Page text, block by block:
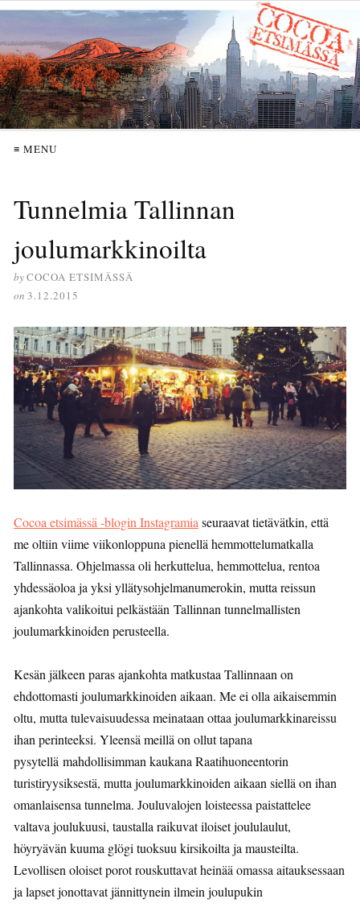
≡ MENU
Tunnelmia Tallinnan
joulumarkkinoilta
byCOCOA ETSIMÄSSÄ
on 3.12.2015
Cocoa etsimässä -blogin Instagramiaseuraavat tietävätkin, että
me oltiin viime viikonloppuna pienellä hemmottelumatkalla
Tallinnassa. Ohjelmassa oli herkuttelua, hemmottelua, rentoa
yhdessäoloa ja yksi yllätysohjelmanumerokin, mutta reissun
ajankohta valikoitui pelkästään Tallinnan tunnelmallisten
joulumarkkinoiden perusteella.
Kesän jälkeen paras ajankohta matkustaa Tallinnaan on
ehdottomasti joulumarkkinoiden aikaan. Me ei olla aikaisemmin
oltu, mutta tulevaisuudessa meinataan ottaa joulumarkkinareissu
ihan perinteeksi. Yleensä meillä on ollut tapana
pysytellä mahdollisimman kaukana Raatihuoneentorin
turistiryysiksestä, mutta joulumarkkinoiden aikaan siellä on ihan
omanlaisensa tunnelma. Jouluvalojen loisteessa paistattelee
valtava joulukuusi, taustalla raikuvat iloiset joululaulut,
höyryävän kuuma glögi tuoksuu kirsikoilta ja mausteilta.
Levollisen oloiset porot rouskuttavat heinää omassa aitauksessaan
ja lapset jonottavat jännittynein ilmein joulupukin